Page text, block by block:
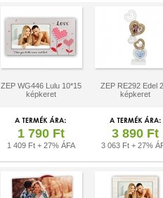
ZEP WG446 Lulu 10*15
képkeret
ZEP RE292 Edel
képkeret
1 790 Ft
1 409 Ft + 27% ÁFA
3 890 Ft
3 063 Ft + 27%